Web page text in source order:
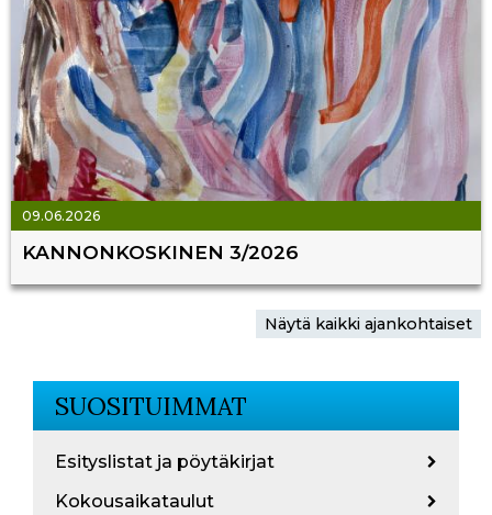
09.06.2026
KANNONKOSKINEN 3/2026
Näytä kaikki ajankohtaiset
SUOSITUIMMAT
Esityslistat ja pöytäkirjat
Kokousaikataulut